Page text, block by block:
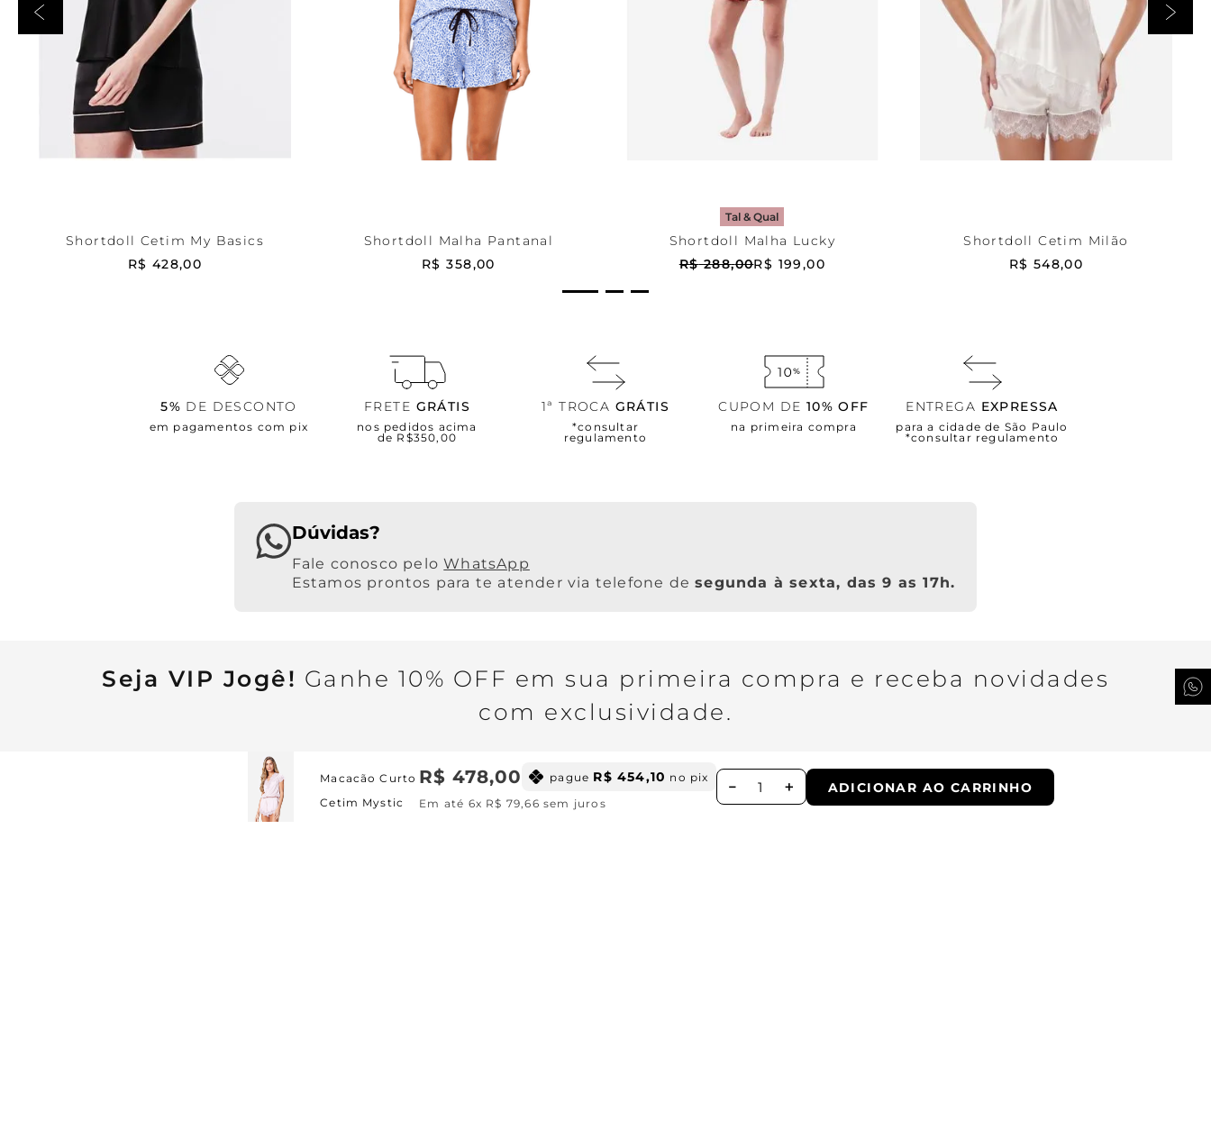
Macacão Curto
Cetim Mystic
R$ 478,00 pague R$ 454,10 no pix
Em até 6x R$ 79,66 sem juros
＋
－ ADICIONAR AO CARRINHO
Preta P
Shortdoll Cetim My Basics
R$ 428,00
P
Shortdoll Malha Pantanal
R$ 358,00
Estampada P
Tal & Qual
Shortdoll Malha Lucky
R$ 288,00R$ 199,00
Off White PP
Shortdoll Cetim Milão
R$ 548,00
5% DE DESCONTO
em pagamentos com pix
FRETE GRÁTIS
nos pedidos acima
de R$350,00
1ª TROCA GRÁTIS
*consultar
regulamento
CUPOM DE 10% OFF
na primeira compra
ENTREGA EXPRESSA
para a cidade de São Paulo
*consultar regulamento
Dúvidas?
WhatsApp
Estamos prontos para te atender via telefone desegunda à sexta, das 9 as 17h.
Seja VIP Jogê! Ganhe 10% OFF em sua primeira compra e receba novidades
com exclusividade.
QUERO SER VIP